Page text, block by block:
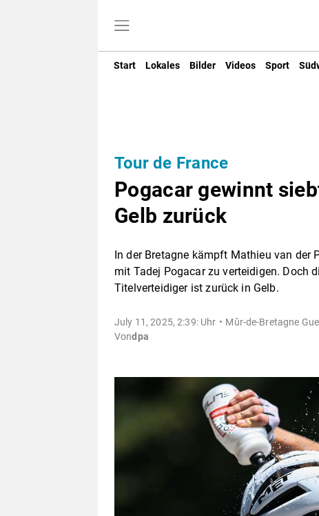
Start Lokales Bilder Videos Sport
Tour de France
Pogacar gewinnt
Gelb zurück
In der Bretagne kämpft Mathieu van der
mit Tadej Pogacar zu verteidigen. Doch
Titelverteidiger ist zurück in Gelb.
July 11, 2025, 2:39: Uhr Mûr-de-Bretagne
Vondpa